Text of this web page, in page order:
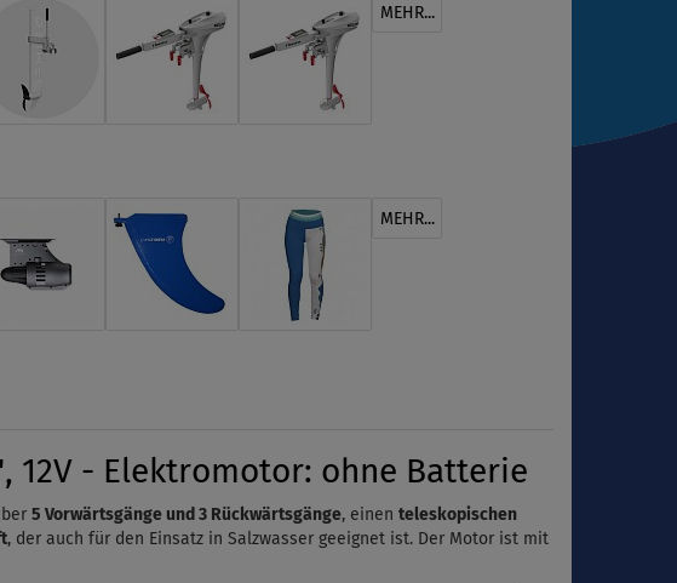
MEHR...
MEHR...
12V - Elektromotor: ohne Batterie
5 Vorwärtsgänge und 3 Rückwärtsgänge, einen teleskopischen
, der auch für den Einsatz in Salzwasser geeignet ist. Der Motor ist mit